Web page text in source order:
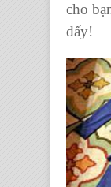
cho
đấy!